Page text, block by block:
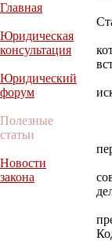
Главная
Юридическая
консультация
Юридический
форум
Полезные
статьи
Новости
закона